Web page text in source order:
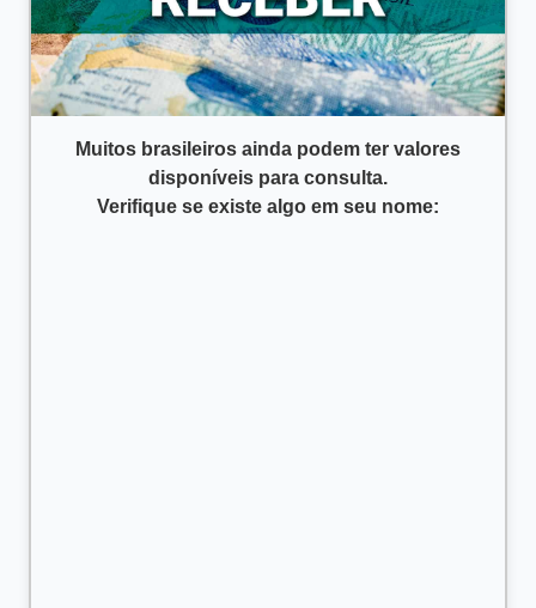
Muitos brasileiros ainda podem ter valores
disponíveis para consulta.
Verifique se existe algo em seu nome: